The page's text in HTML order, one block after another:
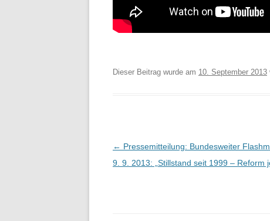
Dieser Beitrag wurde am 10. September 2013
Beitragsnavigation
← Pressemitteilung: Bundesweiter
9. 9. 2013: „Stillstand seit 1999 – Reform